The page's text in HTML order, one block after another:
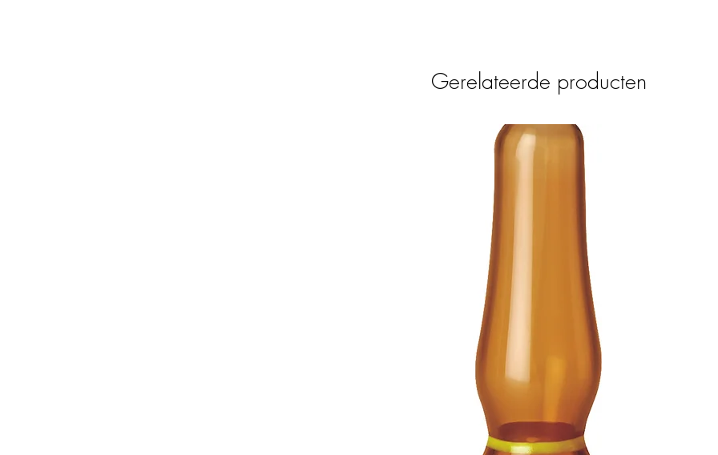
Bewaar deze cleanser
Gerelateerde producten